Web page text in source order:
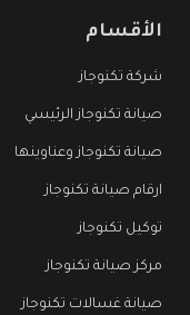
الأقسام
شركة تكنوجاز
صيانة تكنوجاز الرئيسي
صيانة تكنوجاز وعناوينها
ارقام صيانة تكنوجاز
توكيل تكنوجاز
مركز صيانة تكنوجاز
صيانة غسالات تكنوجاز